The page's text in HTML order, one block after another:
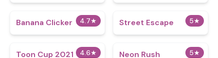
4.7★
Banana Clicker 5★
Street Escape
4.6★
Toon Cup 2021 5★
Neon Rush